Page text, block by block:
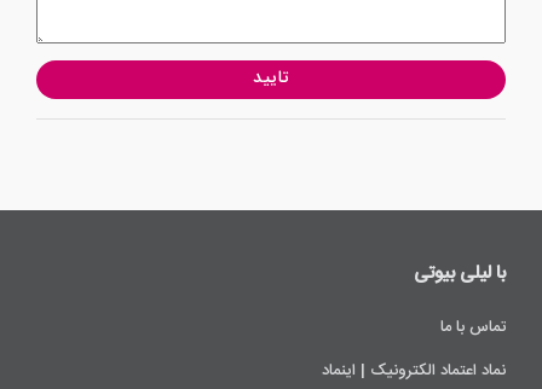
تایید
با لیلی ‌بیوتی
تماس با ما
نماد اعتماد الکترونیک | اینماد